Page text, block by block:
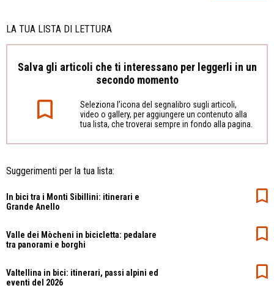
LA TUA LISTA DI LETTURA
Salva gli articoli che ti interessano per leggerli in un
secondo momento
Seleziona l’icona del segnalibro sugli articoli,
video o gallery, per aggiungere un contenuto alla
tua lista, che troverai sempre in fondo alla pagina.
Suggerimenti per la tua lista:
In bici tra i Monti Sibillini: itinerari e
Grande Anello
Valle dei Mòcheni in bicicletta: pedalare
tra panorami e borghi
Valtellina in bici: itinerari, passi alpini ed
eventi del 2026